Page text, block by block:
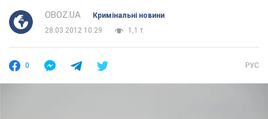
OBOZ.UA
Кримінальні новини
28.03.2012 10:29
1,1 т.
0 РУС